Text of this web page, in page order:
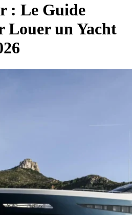
: Le Guide
Louer un Yacht